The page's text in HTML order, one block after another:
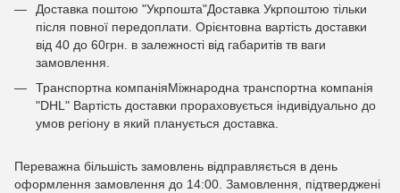
Доставка поштою "Укрпошта"Доставка Укрпоштою тільки
після повної передоплати. Орієнтовна вартість доставки
від 40 до 60грн. в залежності від габаритів тв ваги
замовлення.
Транспортна компаніяМіжнародна транспортна компанія
"DHL" Вартість доставки прораховується індивідуально до
умов регіону в який планується доставка.
Переважна більшість замовлень відправляється в день
оформлення замовлення до 14:00. Замовлення, підтверджені